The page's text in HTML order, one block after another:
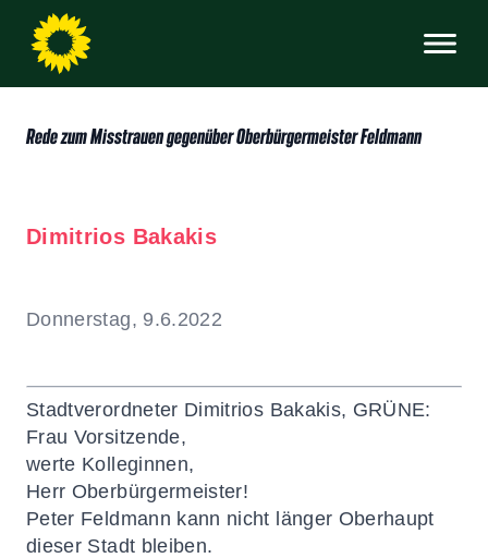
Rede zum Misstrauen gegenüber Oberbürgermeister Feldmann
Dimitrios Bakakis
Donnerstag, 9.6.2022
Stadtverordneter Dimitrios Bakakis, GRÜNE:
Frau Vorsitzende,
werte Kolleginnen,
Herr Oberbürgermeister!
Peter Feldmann kann nicht länger Oberhaupt
dieser Stadt bleiben.